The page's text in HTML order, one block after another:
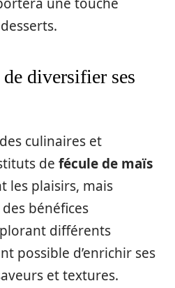
diversifier ses
culinaires et
de fécule de maïs
les plaisirs, mais
bénéfices
différents
possible d’enrichir ses
et textures.